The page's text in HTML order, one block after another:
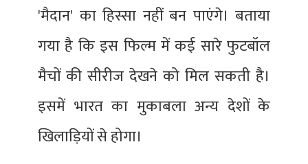
'मैदान' का हिस्सा नहीं बन पाएंगे। बताया
गया है कि इस फिल्म में कई सारे फुटबॉल
मैचों की सीरीज देखने को मिल सकती है।
इसमें भारत का मुकाबला अन्य देशों के
खिलाड़ियों से होगा।